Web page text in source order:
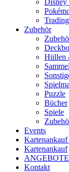
Disney
Zubehör
Hüllen
Puzzle
Bücher
Spiele
Events
Kartenankauf
Kartenankauf
ANGEBOTE
Kontakt